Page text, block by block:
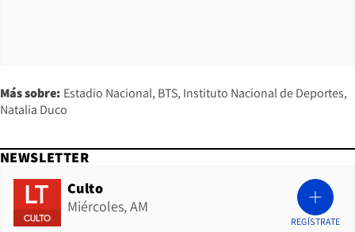
Más sobre: Estadio Nacional BTS Instituto Nacional de Deportes
Natalia Duco
NEWSLETTER
Culto
Miércoles, AM
REGÍSTRATE